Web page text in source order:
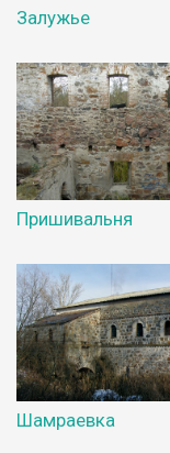
Залужье
Пришивальня
Шамраевка